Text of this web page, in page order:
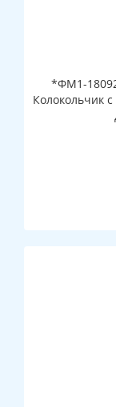
*ФМ1-
Колокольчик